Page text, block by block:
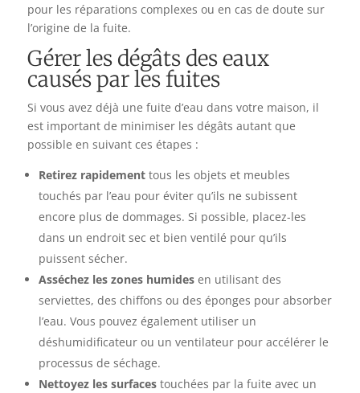
pour les réparations complexes ou en cas de doute sur
l’origine de la fuite.
Gérer les dégâts des eaux
causés par les fuites
Si vous avez déjà une fuite d’eau dans votre maison, il
est important de minimiser les dégâts autant que
possible en suivant ces étapes :
Retirez rapidementtous les objets et meubles
touchés par l’eau pour éviter qu’ils ne subissent
encore plus de dommages. Si possible, placez-les
dans un endroit sec et bien ventilé pour qu’ils
puissent sécher.
Asséchez les zones humidesen utilisant des
serviettes, des chiffons ou des éponges pour absorber
l’eau. Vous pouvez également utiliser un
déshumidificateur ou un ventilateur pour accélérer le
processus de séchage.
Nettoyez les surfacestouchées par la fuite avec un